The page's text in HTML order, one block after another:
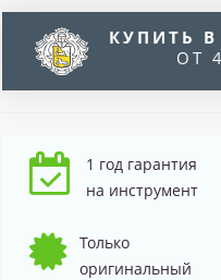
КУПИТЬ
ОТ
1 год гарантия
на инструмент
Только
оригинальный